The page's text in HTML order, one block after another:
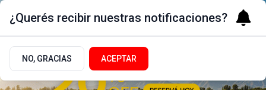
¿Querés recibir nuestras notificaciones?
NO, GRACIAS ACEPTAR